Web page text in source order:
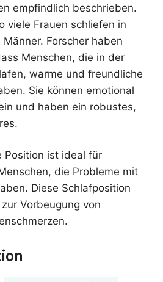
empfindlich beschrieben.
viele Frauen schliefen in
Forscher haben
Menschen, die in der
warme und freundliche
Sie können emotional
und haben ein robustes,
Position ist ideal für
die Probleme mit
Diese Schlafposition
Vorbeugung von